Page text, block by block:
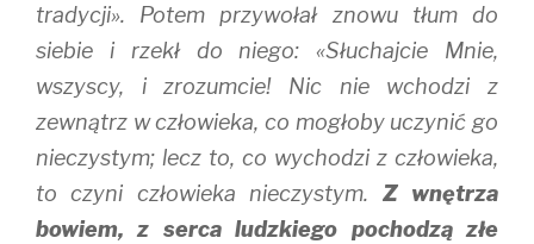
tradycji». Potem przywołał znowu tłum do
siebie i rzekł do niego: «Słuchajcie Mnie,
wszyscy, i zrozumcie! Nic nie wchodzi z
zewnątrz w człowieka, co mogłoby uczynić go
nieczystym; lecz to, co wychodzi z człowieka,
to czyni człowieka nieczystym. Z wnętrza
bowiem, z serca ludzkiego pochodzą złe